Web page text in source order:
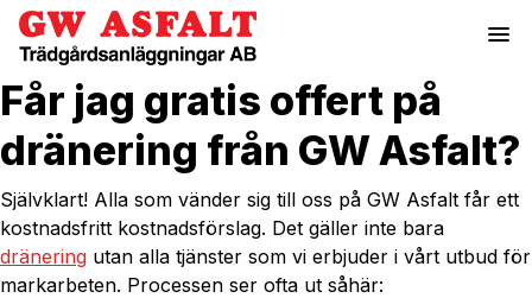
menu
Får jag gratis offert på
dränering från GW Asfalt?
Självklart! Alla som vänder sig till oss på GW Asfalt får ett
kostnadsfritt kostnadsförslag. Det gäller inte bara
dränering utan alla tjänster som vi erbjuder i vårt utbud för
markarbeten. Processen ser ofta ut såhär: